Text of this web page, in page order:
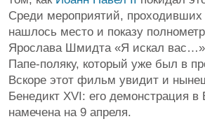
Среди мероприятий,
нашлось место и показу
Ярослава Шмидта «Я искал
Папе-поляку, который уже был в
Вскоре этот фильм увидит и
Бенедикт XVI: его демонстрация в
намечена на 9 апреля.